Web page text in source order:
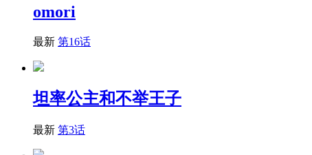
omori
最新 第16话
坦率公主和不举王子
最新 第3话